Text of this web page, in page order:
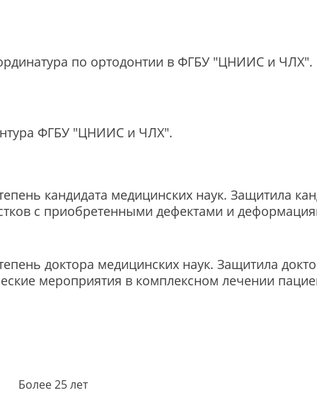
по ортодонтии в ФГБУ "ЦНИИС и ЧЛХ".
ФГБУ "ЦНИИС и ЧЛХ".
кандидата медицинских наук. Защитила
с приобретенными дефектами и
доктора медицинских наук. Защитила
мероприятия в комплексном лечении
Более 25 лет